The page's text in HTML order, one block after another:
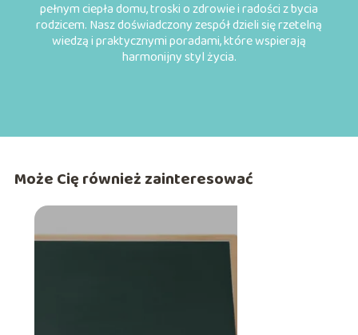
pełnym ciepła domu, troski o zdrowie i radości z bycia
rodzicem. Nasz doświadczony zespół dzieli się rzetelną
wiedzą i praktycznymi poradami, które wspierają
harmonijny styl życia.
Może Cię również zainteresować